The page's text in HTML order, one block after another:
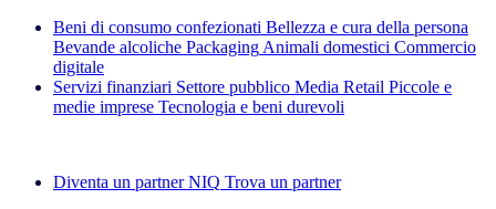
Beni di consumo confezionati Bellezza e cura della persona
Bevande alcoliche Packaging Animali domestici Commercio
digitale
Servizi finanziari Settore pubblico Media Retail Piccole e
medie imprese Tecnologia e beni durevoli
Diventa un partner NIQ Trova un partner